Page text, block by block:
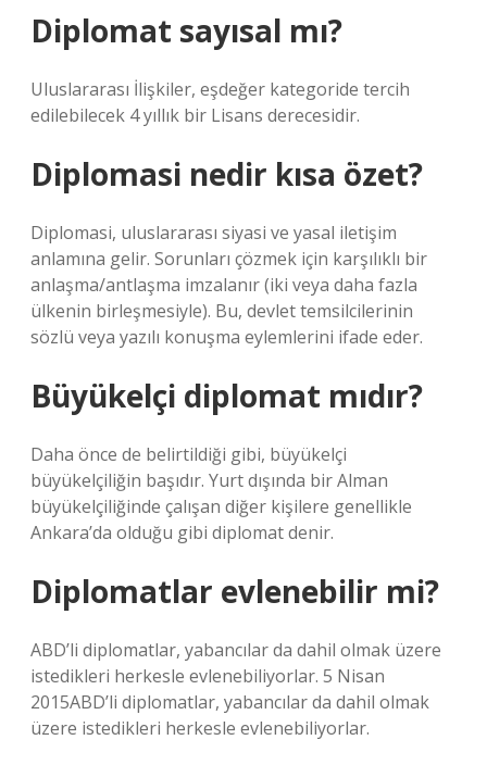
Diplomat sayısal mı?
Uluslararası İlişkiler, eşdeğer kategoride tercih
edilebilecek 4 yıllık bir Lisans derecesidir.
Diplomasi nedir kısa özet?
Diplomasi, uluslararası siyasi ve yasal iletişim
anlamına gelir. Sorunları çözmek için karşılıklı bir
anlaşma/antlaşma imzalanır (iki veya daha fazla
ülkenin birleşmesiyle). Bu, devlet temsilcilerinin
sözlü veya yazılı konuşma eylemlerini ifade eder.
Büyükelçi diplomat mıdır?
Daha önce de belirtildiği gibi, büyükelçi
büyükelçiliğin başıdır. Yurt dışında bir Alman
büyükelçiliğinde çalışan diğer kişilere genellikle
Ankara’da olduğu gibi diplomat denir.
Diplomatlar evlenebilir mi?
ABD’li diplomatlar, yabancılar da dahil olmak üzere
istedikleri herkesle evlenebiliyorlar. 5 Nisan
2015ABD’li diplomatlar, yabancılar da dahil olmak
üzere istedikleri herkesle evlenebiliyorlar.